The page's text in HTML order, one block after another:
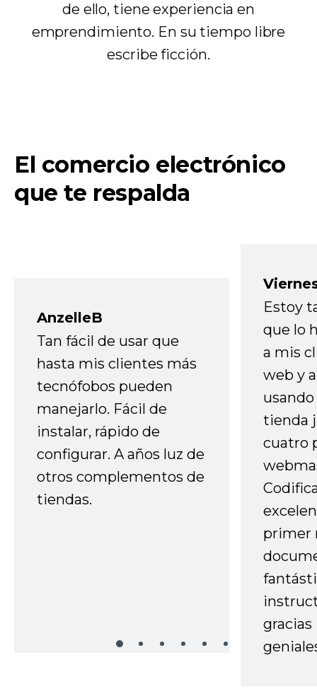
de ello, tiene experiencia en
emprendimiento. En su tiempo libre
escribe ficción.
El comercio electrónico
que te respalda
AnzelleB
Tan fácil de usar que
hasta mis clientes más
tecnófobos pueden
manejarlo. Fácil de
instalar, rápido de
configurar. A años luz de
otros complementos de
tiendas.
Estoy
que lo
a mis
web y
tienda
cuatro
primer
gracias